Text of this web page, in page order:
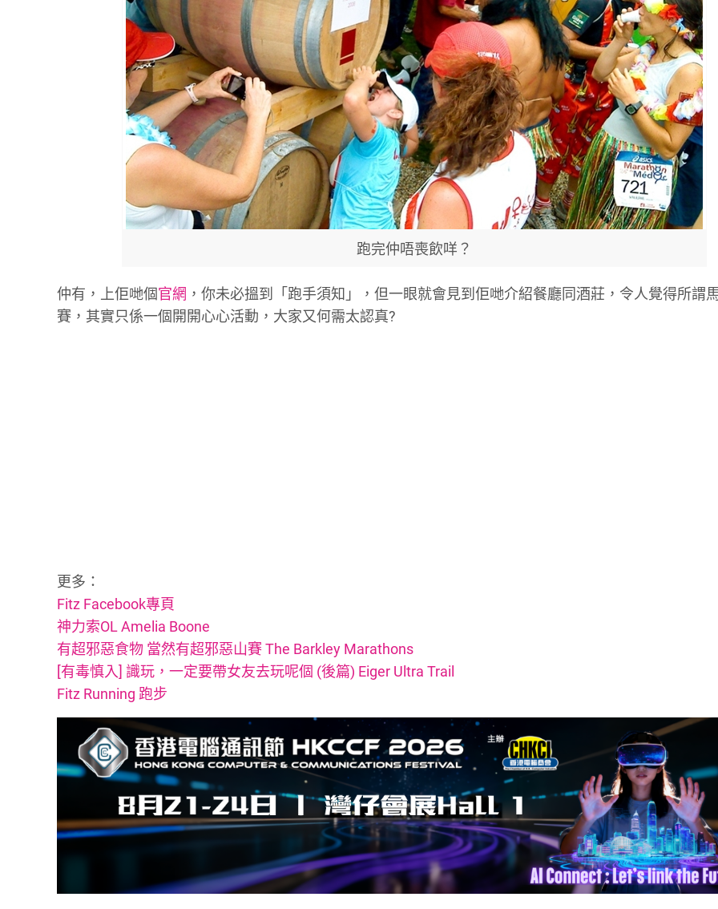
跑完仲唔喪飲咩？
仲有，上佢哋個官網 ，你未必搵到「跑手須知」，但一眼就會見到佢哋介紹餐廳同酒莊，令人覺得所謂
賽，其實只係一個開開心心活動，大家又何需太認真?
更多：
Fitz Facebook專頁
神力索OL Amelia Boone
有超邪惡食物 當然有超邪惡山賽 The Barkley Marathons
[有毒慎入] 識玩，一定要帶女友去玩呢個 (後篇) Eiger Ultra Trail
Fitz Running 跑步